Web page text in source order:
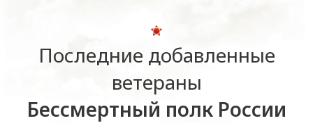
Последние добавленные
ветераны
Бессмертный полк России